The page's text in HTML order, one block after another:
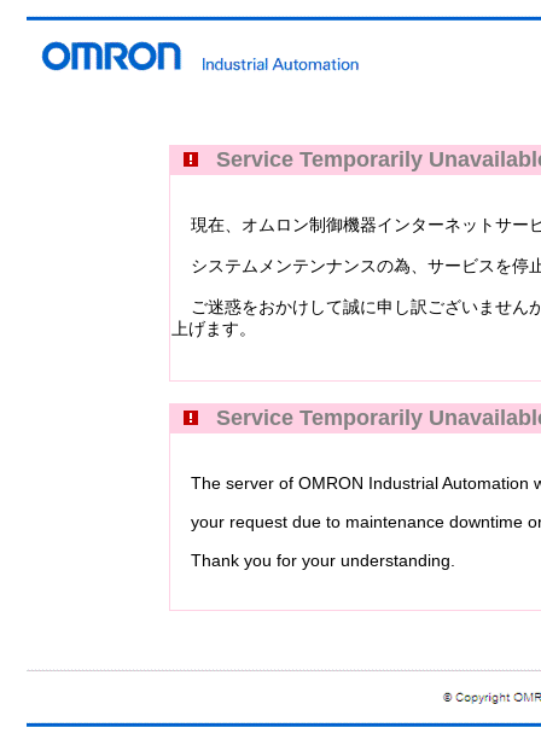
Service Temporarily
現在、オムロン制御機器インターネットサー
システムメンテンナンスの為、サービスを停
ご迷惑をおかけして誠に申し訳ございません
上げます。
Service Temporarily
The server of OMRON Industrial Automation
your request due to maintenance downtime
Thank you for your understanding.